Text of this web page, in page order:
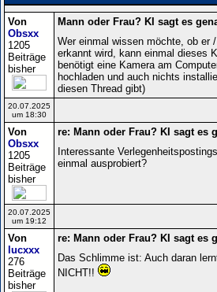
Von
Obsxx
1205
Beiträge
bisher
Mann oder Frau? KI sagt es
Wer einmal wissen möchte, ob er
erkannt wird, kann einmal dieses
benötigt eine Kamera am
hochladen und auch nichts
diesen Thread gibt)
20.07.2025
um 18:30
Von
Obsxx
1205
Beiträge
bisher
re: Mann oder Frau? KI sagt es
Interessante
einmal ausprobiert?
20.07.2025
um 19:12
Von
lucxxx
276
Beiträge
bisher
re: Mann oder Frau? KI sagt es
Das Schlimme ist: Auch daran
NICHT!!